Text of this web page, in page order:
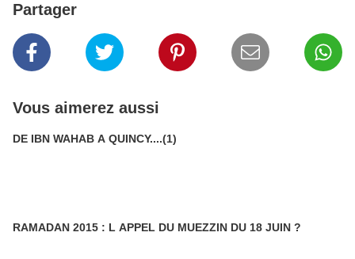
Partager
Vous aimerez aussi
DE IBN WAHAB A QUINCY....(1)
RAMADAN 2015 : L APPEL DU MUEZZIN DU 18 JUIN ?